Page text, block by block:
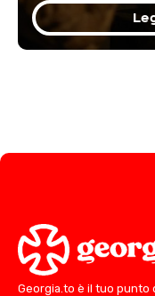
Georgia.to è il tuo punto